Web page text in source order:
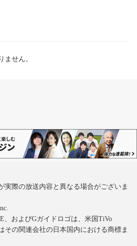
ません。
実際の放送内容と異なる場合がございま
、およびGガイドロゴは、米国TiVo
その関連会社の日本国内における商標ま